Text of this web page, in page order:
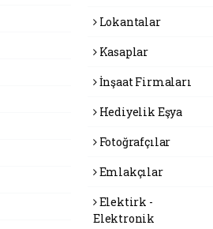
Lokantalar
Kasaplar
İnşaat Firmaları
Hediyelik Eşya
Fotoğrafçılar
Emlakçılar
Elektirk -
Elektronik